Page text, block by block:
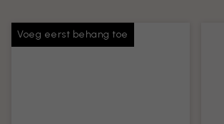
Voeg eerst behang toe